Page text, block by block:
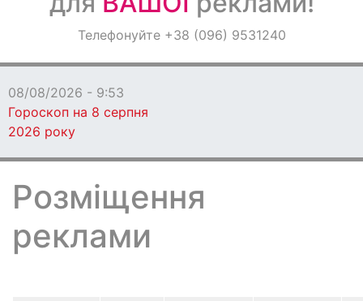
ОголошенняТелефонуйте +38 (096) 9531240
08/08/2026 - 9:53
Гороскоп на 8 серпня
2026 року
Розміщення
реклами